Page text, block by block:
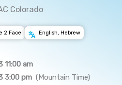
Colorado
2 Face English, Hebrew
11:00 am
3:00 pm (Mountain Time)